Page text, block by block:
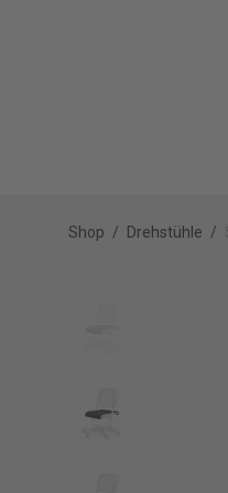
Shop / Drehstühle /